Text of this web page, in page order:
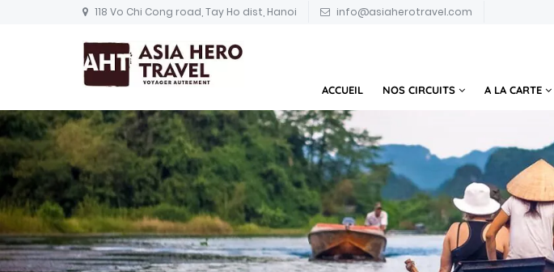
118 Vo Chi Cong road, Tay Ho dist, Hanoi info@asiaherotravel.com
ACCUEIL NOS CIRCUITS A LA CARTE